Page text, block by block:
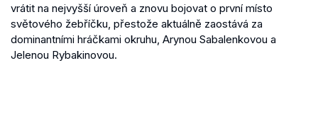
vrátit na nejvyšší úroveň a znovu bojovat o první místo
světového žebříčku, přestože aktuálně zaostává za
dominantními hráčkami okruhu, Arynou Sabalenkovou a
Jelenou Rybakinovou.